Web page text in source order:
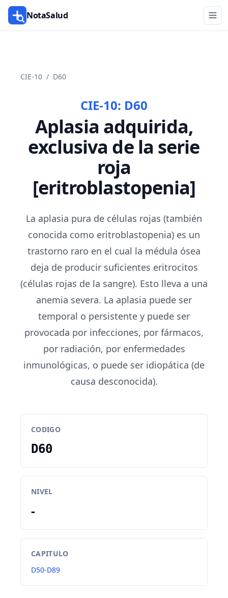
NotaSalud
CIE-10 / D60
CIE-10: D60
Aplasia adquirida,
exclusiva de la serie
roja
[eritroblastopenia]
La aplasia pura de células rojas (también
conocida como eritroblastopenia) es un
trastorno raro en el cual la médula ósea
deja de producir suficientes eritrocitos
(células rojas de la sangre). Esto lleva a una
anemia severa. La aplasia puede ser
temporal o persistente y puede ser
provocada por infecciones, por fármacos,
por radiación, por enfermedades
inmunológicas, o puede ser idiopática (de
causa desconocida).
CODIGO
D60
NIVEL
-
CAPITULO
D50-D89